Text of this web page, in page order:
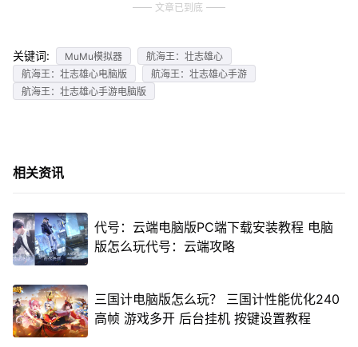
文章已到底
关键词: MuMu模拟器
航海王：壮志雄心
航海王：壮志雄心电脑版
航海王：壮志雄心手游
航海王：壮志雄心手游电脑版
相关资讯
代号：云端电脑版PC端下载安装教程 电脑
版怎么玩代号：云端攻略
三国计电脑版怎么玩？ 三国计性能优化240
高帧 游戏多开 后台挂机 按键设置教程